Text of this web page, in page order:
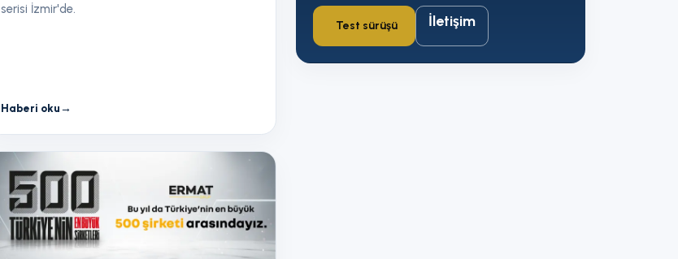
serisi İzmir'de.
Haberi oku→
Test sürüşü İletişim